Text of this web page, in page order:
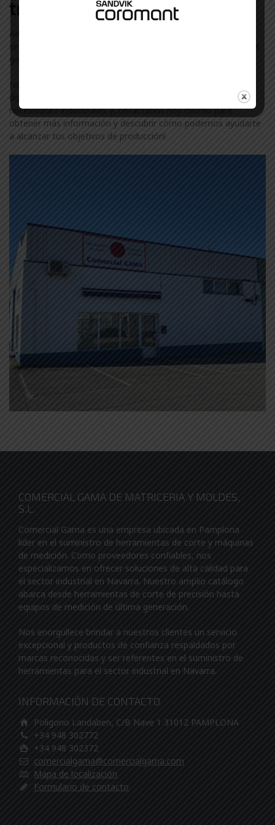
trabajamos en Alava
Además de Rix, colaboramos con otras marcas líderes en el
sector industrial en Alava. Descubre más sobre nuestra amplia
gama de marcas visitando nuestra
distribuidor de confianza de Rix en Alava, para todas tus
necesidades industriales. ¡Contáctanos hoy mismo para
obtener más información y descubrir cómo podemos ayudarte
a alcanzar tus objetivos de producción!
COMERCIAL GAMA DE MATRICERIA Y MOLDES,
S.L.
Comercial Gama es una empresa ubicada en Pamplona
líder en el suministro de herramientas de corte y máquinas
de medición. Como proveedores confiables, nos
especializamos en ofrecer soluciones de alta calidad para
el sector industrial en Navarra. Nuestro amplio catálogo
abarca desde herramientas de corte de precisión hasta
equipos de medición de última generación.
Nos enorgullece brindar a nuestros clientes un servicio
excepcional y productos de confianza respaldados por
marcas reconocidas y ser referentes en el suministro de
herramientas para el sector industrial en Navarra.
INFORMACIÓN DE CONTACTO
Poligono Landaben, C/B Nave 1 31012 PAMPLONA
+34 948 302772
+34 948 302372
comercialgama@comercialgama.com
Mapa de localización
Formulario de contacto